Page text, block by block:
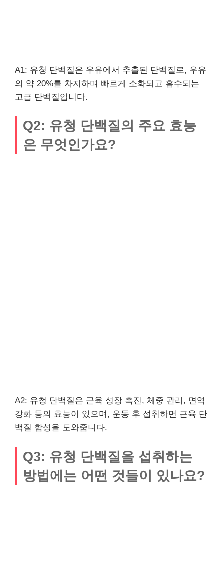
A1: 유청 단백질은 우유에서 추출된 단백질로, 우유
의 약 20%를 차지하며 빠르게 소화되고 흡수되는
고급 단백질입니다.
Q2: 유청 단백질의 주요 효능
은 무엇인가요?
A2: 유청 단백질은 근육 성장 촉진, 체중 관리, 면역
강화 등의 효능이 있으며, 운동 후 섭취하면 근육 단
백질 합성을 도와줍니다.
Q3: 유청 단백질을 섭취하는
방법에는 어떤 것들이 있나요?